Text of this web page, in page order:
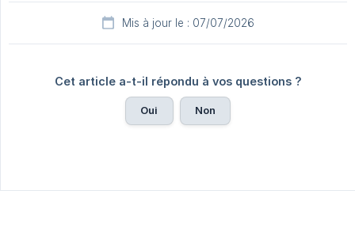
Mis à jour le : 07/07/2026
Cet article a-t-il répondu à vos questions ?
Oui Non